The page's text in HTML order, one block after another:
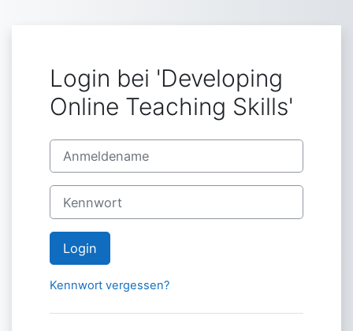
Login bei 'Developing
Online Teaching Skills'
Kontoerstellung abbrechen
Anmeldename
Kennwort
Login
Kennwort vergessen?